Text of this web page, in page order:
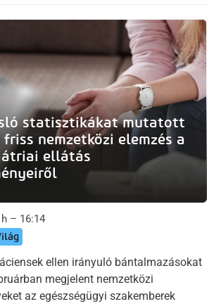
statisztikákat mutatott
friss nemzetközi elemzés a
ellátás
– 16:14
ellen irányuló bántalmazásokat
megjelent nemzetközi
az egészségügyi szakemberek